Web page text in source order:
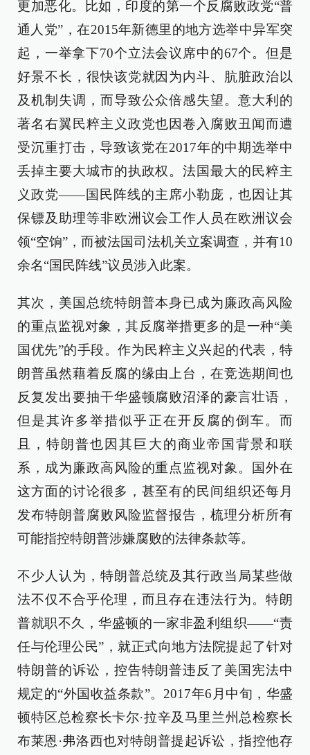
更加恶化。比如，印度的第一个反腐败政党“普
通人党”，在2015年新德里的地方选举中异军突
起，一举拿下70个立法会议席中的67个。但是
好景不长，很快该党就因为内斗、肮脏政治以
及机制失调，而导致公众倍感失望。意大利的
著名右翼民粹主义政党也因卷入腐败丑闻而遭
受沉重打击，导致该党在2017年的中期选举中
丢掉主要大城市的执政权。法国最大的民粹主
义政党——国民阵线的主席小勒庞，也因让其
保镖及助理等非欧洲议会工作人员在欧洲议会
领“空饷”，而被法国司法机关立案调查，并有10
余名“国民阵线”议员涉入此案。
其次，美国总统特朗普本身已成为廉政高风险
的重点监视对象，其反腐举措更多的是一种“美
国优先”的手段。作为民粹主义兴起的代表，特
朗普虽然藉着反腐的缘由上台，在竞选期间也
反复发出要抽干华盛顿腐败沼泽的豪言壮语，
但是其许多举措似乎正在开反腐的倒车。而
且，特朗普也因其巨大的商业帝国背景和联
系，成为廉政高风险的重点监视对象。国外在
这方面的讨论很多，甚至有的民间组织还每月
发布特朗普腐败风险监督报告，梳理分析所有
可能指控特朗普涉嫌腐败的法律条款等。
不少人认为，特朗普总统及其行政当局某些做
法不仅不合乎伦理，而且存在违法行为。特朗
普就职不久，华盛顿的一家非盈利组织——“责
任与伦理公民”，就正式向地方法院提起了针对
特朗普的诉讼，控告特朗普违反了美国宪法中
规定的“外国收益条款”。2017年6月中旬，华盛
顿特区总检察长卡尔·拉辛及马里兰州总检察长
布莱恩·弗洛西也对特朗普提起诉讼，指控他存